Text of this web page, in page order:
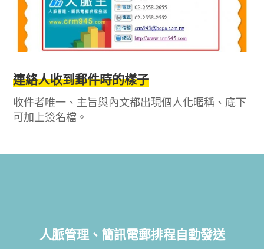
連絡人收到郵件時的樣子
收件者唯一、主旨與內文都出現個人化暱稱、底下
可加上簽名檔。
人脈管理、簡訊電郵排程自動發送